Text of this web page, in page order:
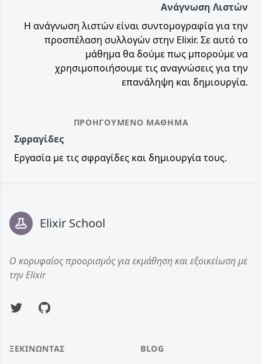
ΠΡΟΗΓΟΎΜΕΝΟ ΜΆΘΗΜΑ
Σφραγίδες
Εργασία με τις σφραγίδες και δημιουργία τους.
Ανάγνωση Λιστών
Η ανάγνωση λιστών είναι συντομογραφία για την
προσπέλαση συλλογών στην Elixir. Σε αυτό το
μάθημα θα δούμε πως μπορούμε να
χρησιμοποιήσουμε τις αναγνώσεις για την
επανάληψη και δημιουργία.
Elixir School
Ο κορυφαίος προορισμός για εκμάθηση και εξοικείωση με
την Elixir
TwitterGitHub
ΞΕΚΙΝΏΝΤΑΣ BLOG